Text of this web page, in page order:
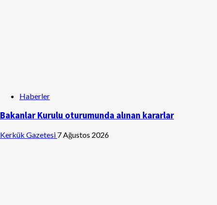
Haberler
Bakanlar Kurulu oturumunda alınan kararlar
Kerkük Gazetesi 7 Ağustos 2026